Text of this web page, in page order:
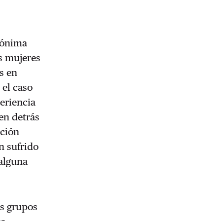
mujeres
en
caso
detrás
sufrido
grupos